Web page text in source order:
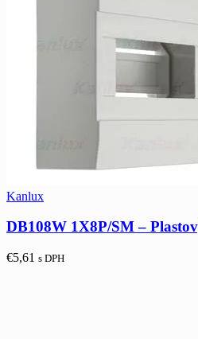
Kanlux
DB108W 1X8P/SM –
€5,61 s DPH